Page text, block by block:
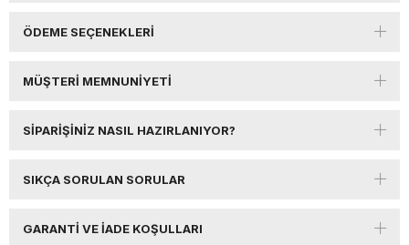
ÖDEME SEÇENEKLERI
MÜŞTERI MEMNUNIYETI
SIPARIŞINIZ NASIL HAZIRLANIYOR?
SIKÇA SORULAN SORULAR
GARANTI VE İADE KOŞULLARI